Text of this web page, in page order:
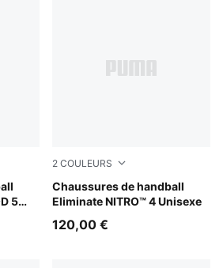
5
Sugared Almond
2 COULEURS
Chaussures de handball
Eliminate NITRO™ 4 Unisexe
PUMA White-PUMA Black-
120,00 €